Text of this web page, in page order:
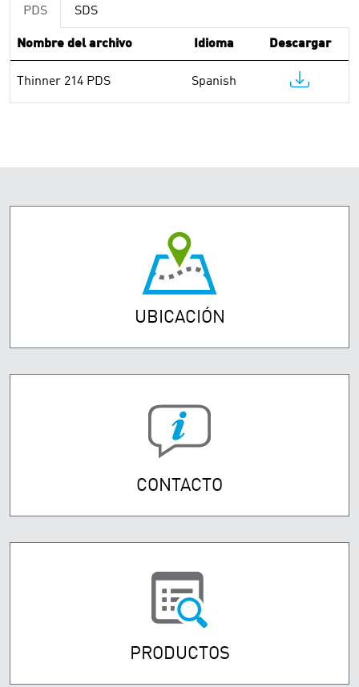
PDS SDS
Nombre del archivo Idioma Descargar
Thinner 214 PDS Spanish
UBICACIÓN
CONTACTO
PRODUCTOS